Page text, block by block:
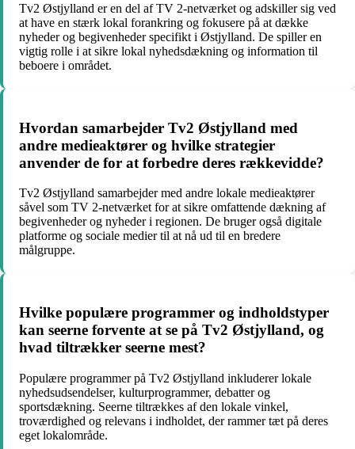
Tv2 Østjylland er en del af TV 2-netværket og adskiller sig ved
at have en stærk lokal forankring og fokusere på at dække
nyheder og begivenheder specifikt i Østjylland. De spiller en
vigtig rolle i at sikre lokal nyhedsdækning og information til
beboere i området.
Hvordan samarbejder Tv2 Østjylland med
andre medieaktører og hvilke strategier
anvender de for at forbedre deres rækkevidde?
Tv2 Østjylland samarbejder med andre lokale medieaktører
såvel som TV 2-netværket for at sikre omfattende dækning af
begivenheder og nyheder i regionen. De bruger også digitale
platforme og sociale medier til at nå ud til en bredere
målgruppe.
Hvilke populære programmer og indholdstyper
kan seerne forvente at se på Tv2 Østjylland, og
hvad tiltrækker seerne mest?
Populære programmer på Tv2 Østjylland inkluderer lokale
nyhedsudsendelser, kulturprogrammer, debatter og
sportsdækning. Seerne tiltrækkes af den lokale vinkel,
troværdighed og relevans i indholdet, der rammer tæt på deres
eget lokalområde.